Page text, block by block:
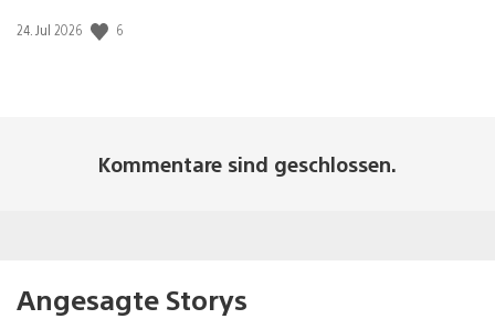
Veröffentlichungsdatum:
24. Jul 2026 6
Kommentare sind geschlossen.
Angesagte Storys